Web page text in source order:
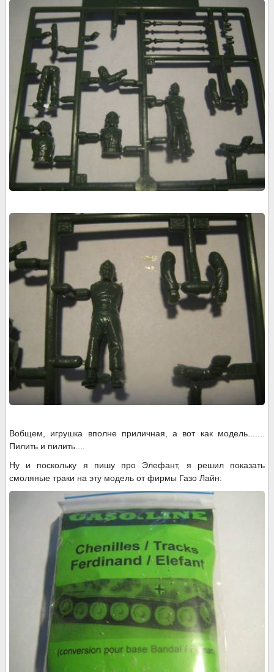
Вобщем, игрушка вполне приличная, а вот как модель.......
Пилить и пилить....
Ну и поскольку я пишу про Элефант, я решил показать
смоляные траки на эту модель от фирмы Газо Лайн: